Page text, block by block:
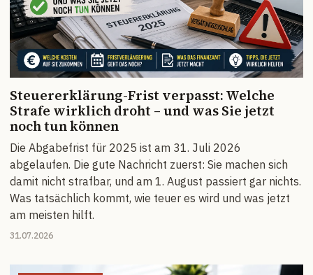
Steuererklärung-Frist verpasst: Welche
Strafe wirklich droht – und was Sie jetzt
noch tun können
Die Abgabefrist für 2025 ist am 31. Juli 2026
abgelaufen. Die gute Nachricht zuerst: Sie machen sich
damit nicht strafbar, und am 1. August passiert gar nichts.
Was tatsächlich kommt, wie teuer es wird und was jetzt
am meisten hilft.
31.07.2026